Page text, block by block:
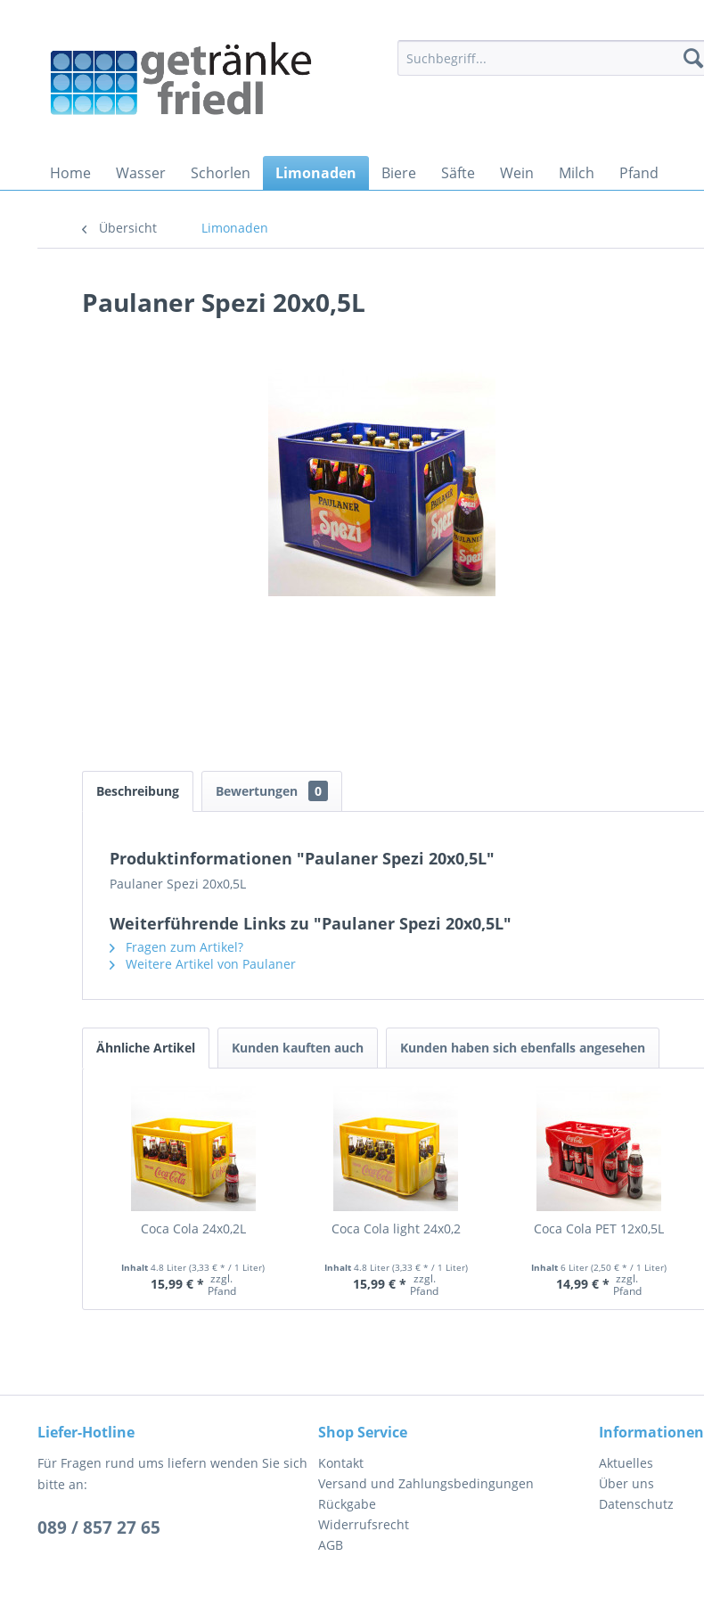
Home Wasser Schorlen Limonaden Biere Säfte Wein Milch Pfand
Übersicht Limonaden
Paulaner Spezi 20x0,5L
Beschreibung Bewertungen 0
Produktinformationen "Paulaner Spezi 20x0,5L"
Paulaner Spezi 20x0,5L
Weiterführende Links zu "Paulaner Spezi 20x0,5L"
Fragen zum Artikel?
Weitere Artikel von Paulaner
Ähnliche Artikel Kunden kauften auch Kunden haben sich ebenfalls angesehen
Coca Cola 24x0,2L
Inhalt4.8 Liter(3,33 € * / 1 Liter)
15,99 € * zzgl.
Pfand
Coca Cola light 24x0,2
Inhalt 4.8 Liter (3,33 € * / 1 Liter)
15,99 € * zzgl.
Pfand
Coca Cola PET 12x0,5L
Inhalt 6 Liter (2,50 € * / 1 Liter)
14,99 € * zzgl.
Pfand
Liefer-Hotline
Für Fragen rund ums liefern wenden Sie sich
bitte an:
089 / 857 27 65
Shop Service
Kontakt
Versand und Zahlungsbedingungen
Rückgabe
Widerrufsrecht
AGB
Informationen
Aktuelles
Über uns
Datenschutz